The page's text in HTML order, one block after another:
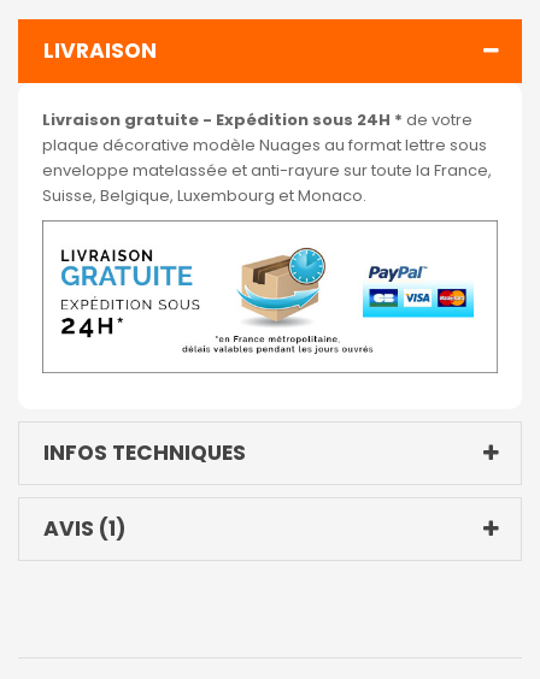
LIVRAISON
Livraison gratuite - Expédition sous 24H * de votre
plaque décorative modèle Nuages au format lettre sous
enveloppe matelassée et anti-rayure sur toute la France,
Suisse, Belgique, Luxembourg et Monaco.
INFOS TECHNIQUES
AVIS 1